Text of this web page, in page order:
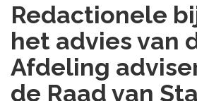
Redactionele
het advies van
Afdeling
de Raad van